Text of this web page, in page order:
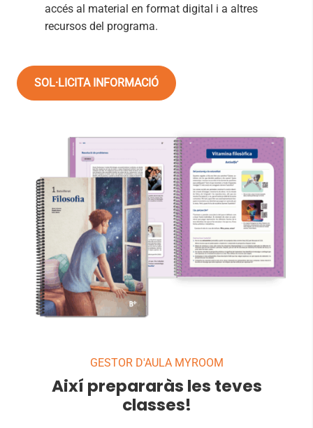
accés al material en format digital i a altres
recursos del programa.
SOL·LICITA INFORMACIÓ
GESTOR D'AULA MYROOM
Així prepararàs les teves
classes!